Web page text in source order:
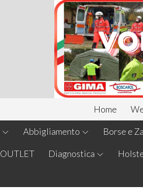
Home
Abbigliamento Borse e
OUTLET Diagnostica